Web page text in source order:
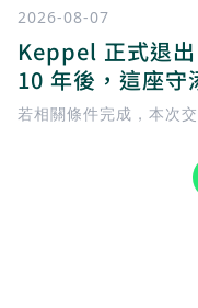
2026-08-07
Keppel 正式退
10 年後，這座守
若相關條件完成，本次